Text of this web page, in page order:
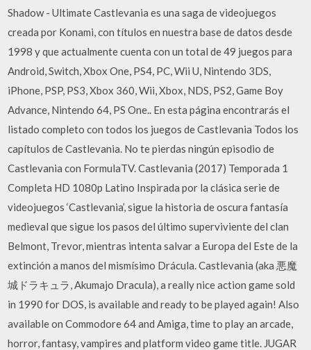
Shadow - Ultimate Castlevania es una saga de videojuegos
creada por Konami, con títulos en nuestra base de datos desde
1998 y que actualmente cuenta con un total de 49 juegos para
Android, Switch, Xbox One, PS4, PC, Wii U, Nintendo 3DS,
iPhone, PSP, PS3, Xbox 360, Wii, Xbox, NDS, PS2, Game Boy
Advance, Nintendo 64, PS One.. En esta página encontrarás el
listado completo con todos los juegos de Castlevania Todos los
capítulos de Castlevania. No te pierdas ningún episodio de
Castlevania con FormulaTV. Castlevania (2017) Temporada 1
Completa HD 1080p Latino Inspirada por la clásica serie de
videojuegos ‘Castlevania’, sigue la historia de oscura fantasía
medieval que sigue los pasos del último superviviente del clan
Belmont, Trevor, mientras intenta salvar a Europa del Este de la
extinción a manos del mismísimo Drácula. Castlevania (aka 悪魔
城ドラキュラ, Akumajo Dracula), a really nice action game sold
in 1990 for DOS, is available and ready to be played again! Also
available on Commodore 64 and Amiga, time to play an arcade,
horror, fantasy, vampires and platform video game title. JUGAR